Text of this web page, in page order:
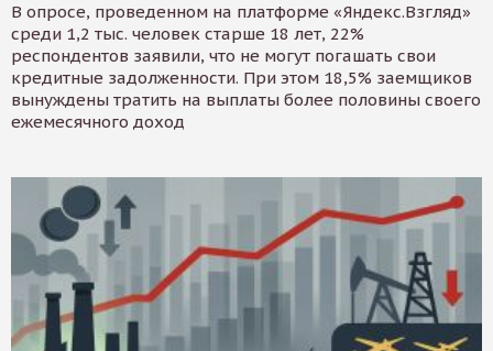
В опросе, проведенном на платформе «Яндекс.Взгляд»
среди 1,2 тыс. человек старше 18 лет, 22%
респондентов заявили, что не могут погашать свои
кредитные задолженности. При этом 18,5% заемщиков
вынуждены тратить на выплаты более половины своего
ежемесячного доход